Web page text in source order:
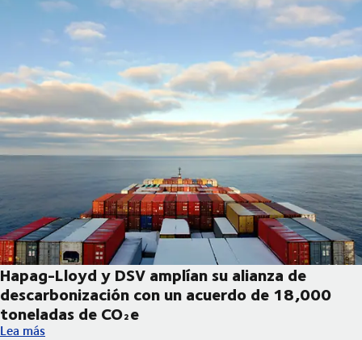
Hapag-Lloyd y DSV amplían su alianza de
descarbonización con un acuerdo de 18,000
toneladas de CO₂e
Hapag-Lloyd y DSV amplían su alianza de descarbonización
Lea más